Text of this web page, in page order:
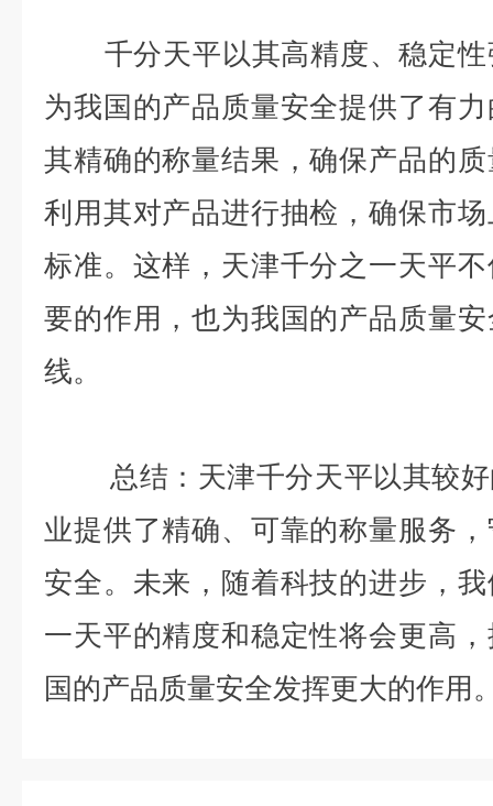
千分天平以其高精度、稳定性
为我国的产品质量安全提供了有
其精确的称量结果，确保产品的
利用其对产品进行抽检，确保市
标准。这样，天津千分之一天平
要的作用，也为我国的产品质量
线。
总结：天津千分天平以其较好
业提供了精确、可靠的称量服务
安全。未来，随着科技的进步，
一天平的精度和稳定性将会更高
国的产品质量安全发挥更大的作用